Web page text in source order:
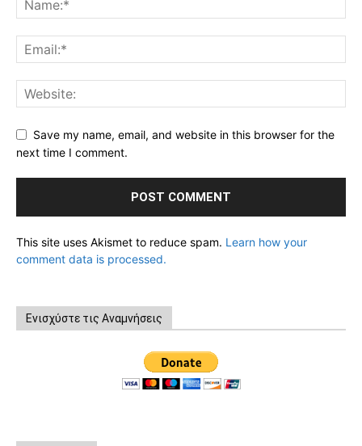
Save my name, email, and website in this browser for the
next time I comment.
This site uses Akismet to reduce spam. Learn how your
comment data is processed.
Ενισχύστε τις Αναμνήσεις